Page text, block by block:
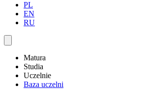
PL
EN
RU
Matura
Studia
Uczelnie
Baza uczelni